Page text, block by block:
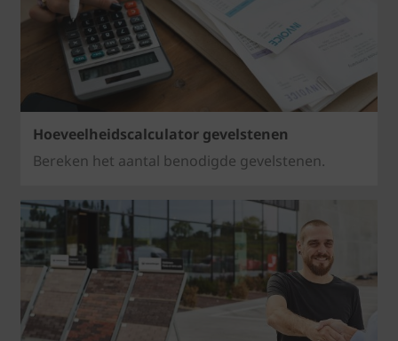
Hoeveelheidscalculator gevelstenen
Bereken het aantal benodigde gevelstenen.